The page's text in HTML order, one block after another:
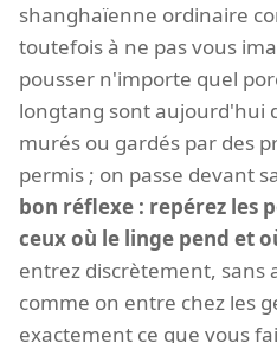
shanghaïenne ordinaire
toutefois à ne pas vous
pousser n'importe quel
longtang sont aujourd'hui
murés ou gardés par des
permis ; on passe devant
bon réflexe : repérez les
ceux où le linge pend et
entrez discrètement, sans
comme on entre chez les
exactement ce que vous